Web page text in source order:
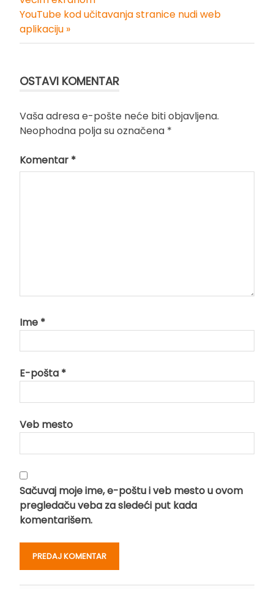
članka
YouTube kod učitavanja stranice nudi web
aplikaciju »
OSTAVI KOMENTAR
Vaša adresa e-pošte neće biti objavljena.
Neophodna polja su označena *
Komentar *
Ime *
E-pošta *
Veb mesto
Sačuvaj moje ime, e-poštu i veb mesto u ovom
pregledaču veba za sledeći put kada
komentarišem.